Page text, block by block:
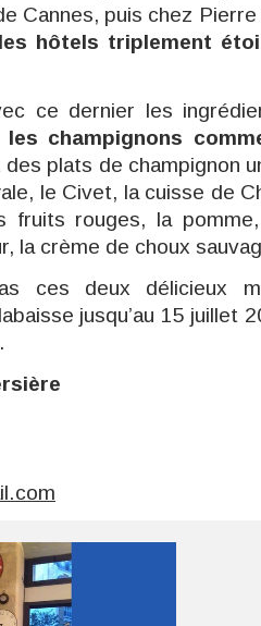
Cannes, puis chez
hôtels triplement
ce dernier les
les champignons
plats de champignon
le Civet, la cuisse de
fruits rouges, la
la crème de choux
ces deux délicieux
jusqu’au 15 juillet